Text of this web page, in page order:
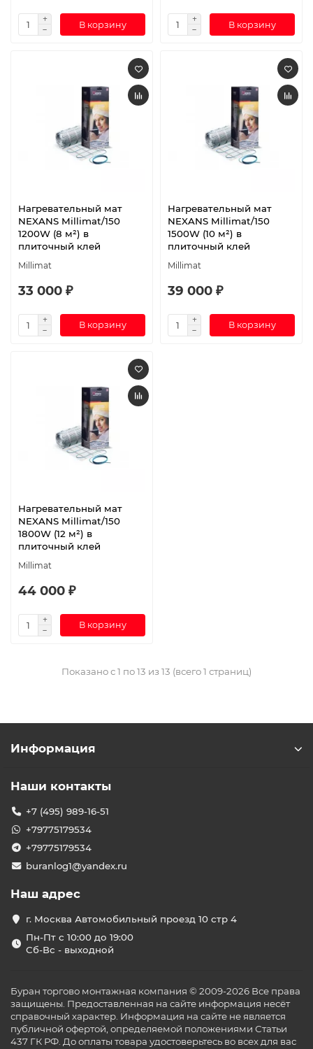
В корзину В корзину
Нагревательный мат
NEXANS Millimat/150
1200W (8 м²) в
плиточный клей
Millimat
33 000 ₽
В корзину
Нагревательный мат
NEXANS Millimat/150
1500W (10 м²) в
плиточный клей
Millimat
39 000 ₽
В корзину
Нагревательный мат
NEXANS Millimat/150
1800W (12 м²) в
плиточный клей
Millimat
44 000 ₽
В корзину
Показано с 1 по 13 из 13 (всего 1 страниц)
Информация
Наши контакты
+7 (495) 989-16-51
+79775179534
+79775179534
buranlog1@yandex.ru
Наш адрес
г. Москва Автомобильный проезд 10 стр 4
Пн-Пт с 10:00 до 19:00
Сб-Вс - выходной
Буран торгово монтажная компания © 2009-2026 Все права
защищены. Предоставленная на сайте информация несёт
справочный характер. Информация на сайте не является
публичной офертой, определяемой положениями Статьи
437 ГК РФ. До оплаты товара удостоверьтесь во всех для вас